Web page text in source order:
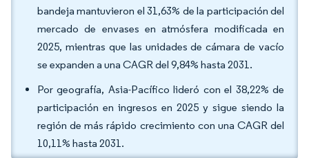
bandeja mantuvieron el 31,63% de la participación del
mercado de envases en atmósfera modificada en
2025, mientras que las unidades de cámara de vacío
se expanden a una CAGR del 9,84% hasta 2031.
Por geografía, Asia-Pacífico lideró con el 38,22% de
participación en ingresos en 2025 y sigue siendo la
región de más rápido crecimiento con una CAGR del
10,11% hasta 2031.